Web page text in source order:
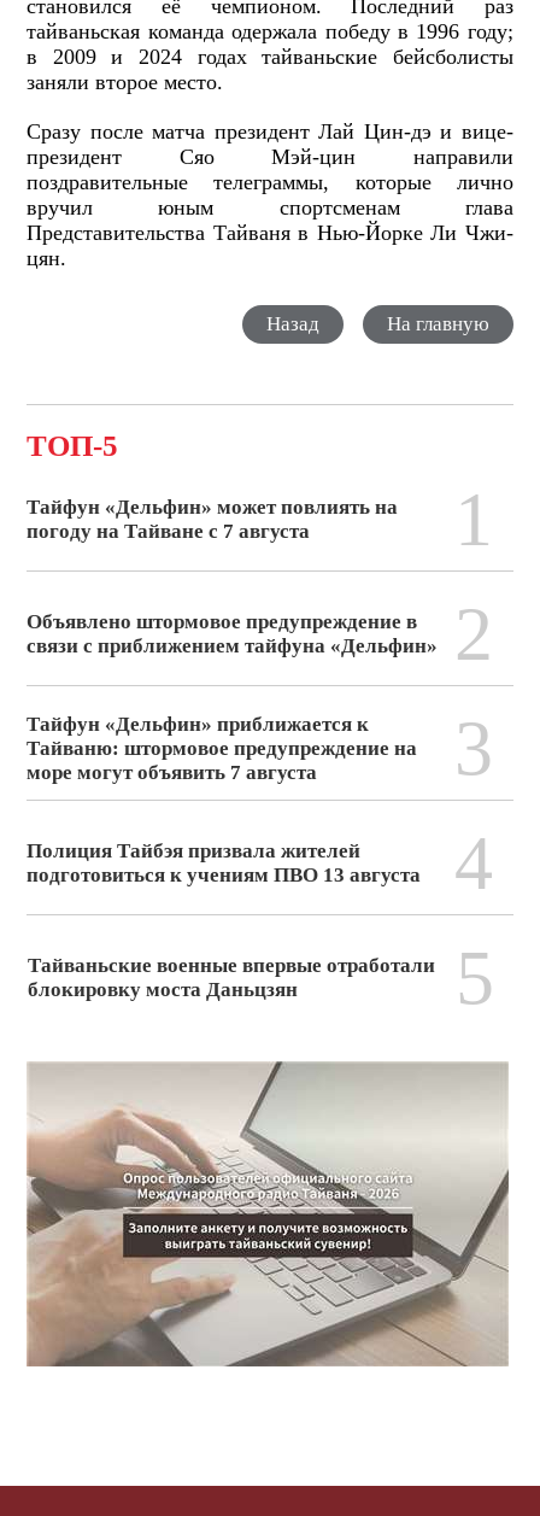
становился её чемпионом. Последний раз
тайваньская команда одержала победу в 1996 году;
в 2009 и 2024 годах тайваньские бейсболисты
заняли второе место.
Сразу после матча президент Лай Цин-дэ и вице-
президент Сяо Мэй-цин направили
поздравительные телеграммы, которые лично
вручил юным спортсменам глава
Представительства Тайваня в Нью-Йорке Ли Чжи-
цян.
Назад На главную
ТОП-5
Тайфун «Дельфин» может повлиять на
погоду на Тайване с 7 августа
1
Объявлено штормовое предупреждение в
связи с приближением тайфуна «Дельфин»
2
Тайфун «Дельфин» приближается к
Тайваню: штормовое предупреждение на
море могут объявить 7 августа
3
Полиция Тайбэя призвала жителей
подготовиться к учениям ПВО 13 августа
4
Тайваньские военные впервые отработали
блокировку моста Даньцзян
5